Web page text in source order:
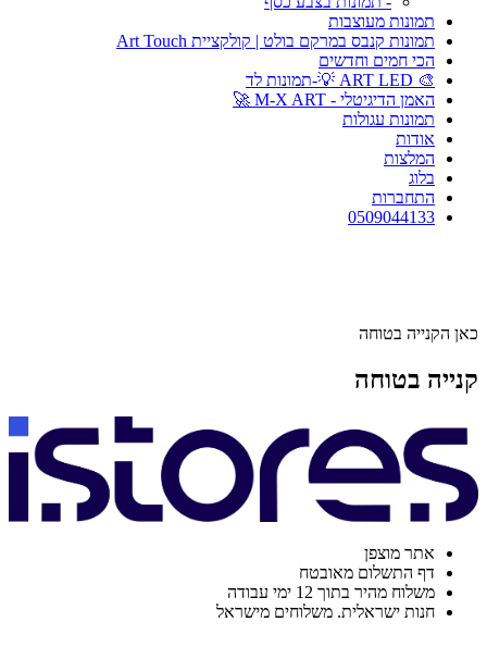
תמונות מעוצבות
תמונות קנבס במרקם בולט | קולקציית Art Touch
הכי חמים וחדשים
🎨 ART LED 💡-תמונות לד
האמן הדיגיטלי - M-X ART 🚀
תמונות עגולות
אודות
המלצות
בלוג
התחברות
0509044133
כאן הקנייה בטוחה
קנייה בטוחה
אתר מוצפן
דף התשלום מאובטח
משלוח מהיר בתוך 12 ימי עבודה
חנות ישראלית. משלוחים מישראל